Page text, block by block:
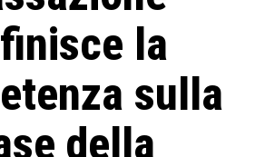
la
sulla
della